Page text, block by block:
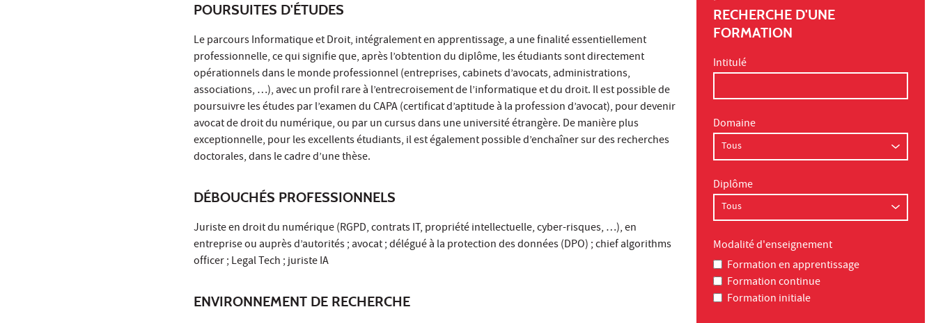
POURSUITES D'ÉTUDES
Le parcours Informatique et Droit, intégralement en apprentissage, a une finalité essentiellement
professionnelle, ce qui signifie que, après l’obtention du diplôme, les étudiants sont directement
opérationnels dans le monde professionnel (entreprises, cabinets d’avocats, administrations,
associations, …), avec un profil rare à l’entrecroisement de l’informatique et du droit. Il est possible de
poursuivre les études par l’examen du CAPA (certificat d’aptitude à la profession d’avocat), pour devenir
avocat de droit du numérique, ou par un cursus dans une université étrangère. De manière plus
exceptionnelle, pour les excellents étudiants, il est également possible d’enchaîner sur des recherches
doctorales, dans le cadre d’une thèse.
DÉBOUCHÉS PROFESSIONNELS
Juriste en droit du numérique (RGPD, contrats IT, propriété intellectuelle, cyber-risques, …), en
entreprise ou auprès d’autorités ; avocat ; délégué à la protection des données (DPO) ; chief algorithms
officer ; Legal Tech ; juriste IA
ENVIRONNEMENT DE RECHERCHE
RECHERCHE D'UNE
FORMATION
Intitulé
Domaine
Diplôme
Modalité d'enseignement
Formation en apprentissage
Formation continue
Formation initiale